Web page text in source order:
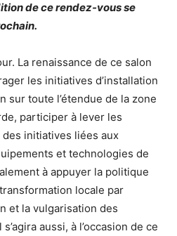
de ce rendez-vous se
La renaissance de ce salon
les initiatives d’installation
sur toute l’étendue de la zone
participer à lever les
initiatives liées aux
et technologies de
à appuyer la politique
locale par
et la vulgarisation des
aussi, à l’occasion de ce